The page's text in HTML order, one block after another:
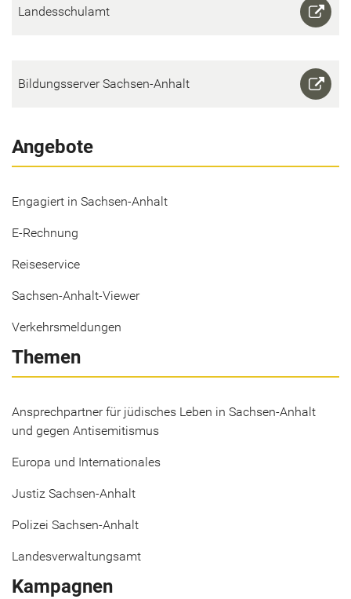
Lan­des­schul­amt
Bil­dungs­ser­ver Sachsen-​Anhalt
Angebote
Engagiert in Sachsen-Anhalt
E-Rechnung
Reiseservice
Sachsen-Anhalt-Viewer
Verkehrsmeldungen
Themen
Ansprechpartner für jüdisches Leben in Sachsen-Anhalt
und gegen Antisemitismus
Europa und Internationales
Justiz Sachsen-Anhalt
Polizei Sachsen-Anhalt
Landesverwaltungsamt
Kampagnen